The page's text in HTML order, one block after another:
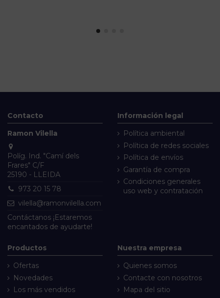
Contacto
Ramon Vilella
Políg. Ind. "Camí dels
Frares" C/F
25190 - LLEIDA
973 20 15 78
vilella@ramonvilella.com
Contáctanos ¡Estaremos
encantados de ayudarte!
Información legal
Política ambiental
Política de redes sociales
Política de envíos
Garantía de compra
Condiciones generales
uso web y contratación
Productos
Ofertas
Novedades
Los más vendidos
Nuestra empresa
Quienes somos
Contacte con nosotros
Mapa del sitio